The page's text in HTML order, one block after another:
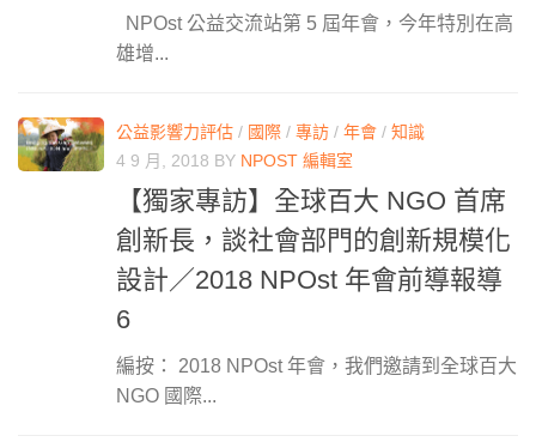
NPOst 公益交流站第 5 屆年會，今年特別在高
雄增...
公益影響力評估 / 國際 / 專訪 / 年會 / 知識
4 9 月, 2018 BY NPOST 編輯室
【獨家專訪】全球百大 NGO 首席
創新長，談社會部門的創新規模化
設計／2018 NPOst 年會前導報導
6
編按： 2018 NPOst 年會，我們邀請到全球百大
NGO 國際...